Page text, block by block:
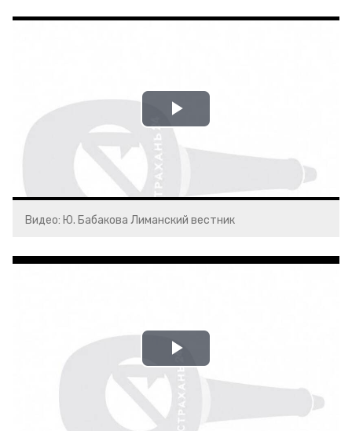
Play
Video
Видео: Ю. Бабакова Лиманский вестник
Play
Video